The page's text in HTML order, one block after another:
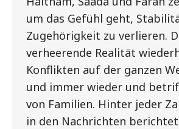
um das Gefühl geht,
Zugehörigkeit zu verlieren.
verheerende Realität
Konflikten auf der ganzen
und immer wieder und
von Familien. Hinter jeder
in den Nachrichten